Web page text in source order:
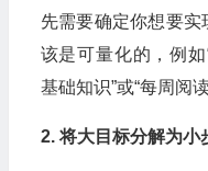
先需要确定你想要
该是可量化的，例
基础知识”或“每周阅
2. 将大目标分解为小